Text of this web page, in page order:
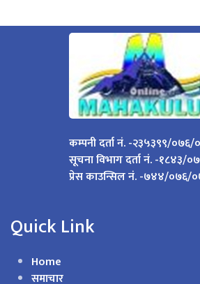
कम्पनी दर्ता नं. -२३५३९९/
सूचना विभाग दर्ता नं. -१८४३/
प्रेस काउन्सिल नं. -७४४/०७६/
Quick Link
Home
समाचार